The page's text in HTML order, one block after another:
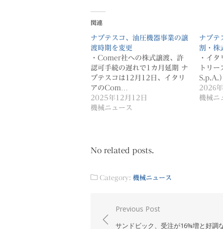
関連
ナブテスコ、油圧機器事業の譲
渡時期を変更
・Comer社への株式譲渡、許
認可手続の遅れで1カ月延期 ナ
ブテスコは12月12日、イタリ
アのCom…
2025年12月12日
機械ニュース
ナブテ
割・株
・イ
トリ
S.p.A.
2026
機械ニ
No related posts.
Category: 機械ニュース
稿
Previous Post
サンドビック、受注が16%増と好調